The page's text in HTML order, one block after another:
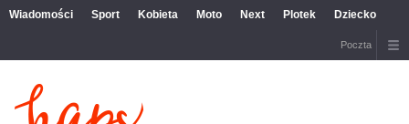
Wiadomości Sport Kobieta Moto Next Plotek Dziecko
Poczta